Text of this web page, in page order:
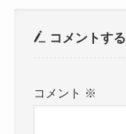
コメントする
コメント ※